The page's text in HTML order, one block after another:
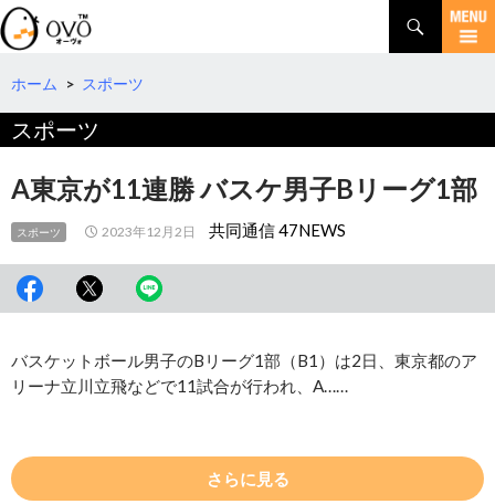
検
索
コ
テ
へ
動
ホーム > スポーツ
スポーツ
A東京が11連勝 バスケ男子Bリーグ1部
スポーツ 2023年12月2日 共同通信 47NEWS
バスケットボール男子のBリーグ1部（B1）は2日、東京都のア
リーナ立川立飛などで11試合が行われ、A……
さらに見る